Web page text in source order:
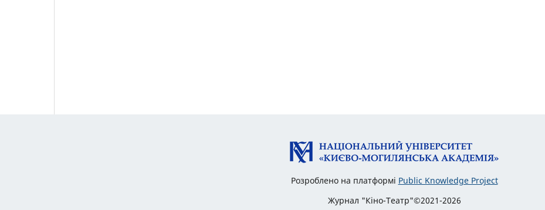
Розроблено на платформі Public Knowledge Project
Журнал "Кіно-Театр"©2021-2026